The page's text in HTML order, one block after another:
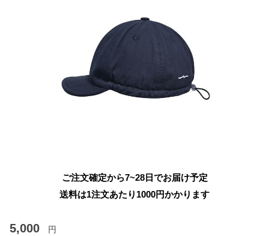
ご注文確定から7~28日でお届け予定
送料は1注文あたり 1000円かかります
5,000 円